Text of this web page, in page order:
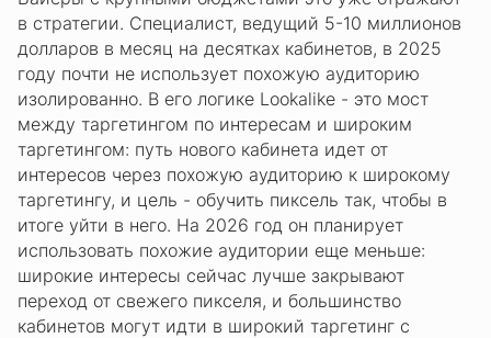
в стратегии. Специалист, ведущий 5-10 миллионов
долларов в месяц на десятках кабинетов, в 2025
году почти не использует похожую аудиторию
изолированно. В его логике Lookalike - это мост
между таргетингом по интересам и широким
таргетингом: путь нового кабинета идет от
интересов через похожую аудиторию к широкому
таргетингу, и цель - обучить пиксель так, чтобы в
итоге уйти в него. На 2026 год он планирует
использовать похожие аудитории еще меньше:
широкие интересы сейчас лучше закрывают
переход от свежего пикселя, и большинство
кабинетов могут идти в широкий таргетинг с